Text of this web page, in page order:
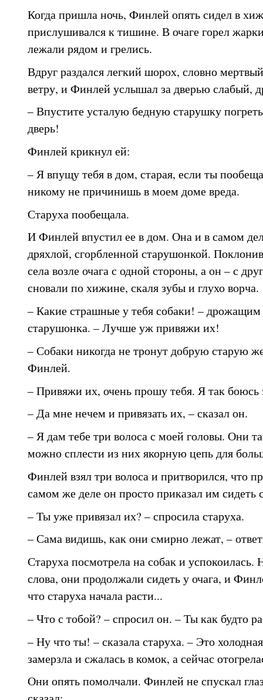
Когда пришла ночь, Финлей опять сидел в
прислушивался к тишине. В очаге горел
лежали рядом и грелись.
Вдруг раздался легкий шорох, словно
ветру, и Финлей услышал за дверью слабый,
– Впустите усталую бедную старушку
дверь!
Финлей крикнул ей:
– Я впущу тебя в дом, старая, если ты
никому не причинишь в моем доме вреда.
Старуха пообещала.
И Финлей впустил ее в дом. Она и в самом
дряхлой, сгорбленной старушонкой.
села возле очага с одной стороны, а он – с
сновали по хижине, скаля зубы и глухо ворча.
– Какие страшные у тебя собаки! –
старушонка. – Лучше уж привяжи их!
– Собаки никогда не тронут добрую старую
Финлей.
– Привяжи их, очень прошу тебя. Я так боюсь
– Да мне нечем и привязать их, – сказал он.
– Я дам тебе три волоса с моей головы. Они
можно сплести из них якорную цепь для
Финлей взял три волоса и притворился, что
самом же деле он просто приказал им сидеть
– Ты уже привязал их? – спросила старуха.
– Сама видишь, как они смирно лежат, –
Старуха посмотрела на собак и успокоилась.
слова, они продолжали сидеть у очага, и
что старуха начала расти...
– Что с тобой? – спросил он. – Ты как будто
– Ну что ты! – сказала старуха. – Это
замерзла и сжалась в комок, а сейчас
Они опять помолчали. Финлей не спускал